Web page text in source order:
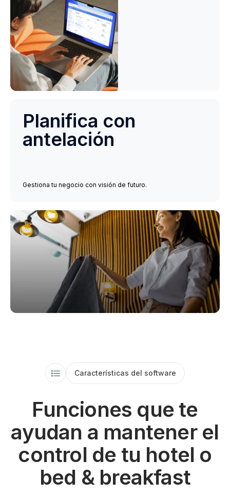
Planifica con
antelación
Gestiona tu negocio con visión de futuro.
Características del software
Funciones que te
ayudan a mantener el
control de tu hotel o
bed & breakfast